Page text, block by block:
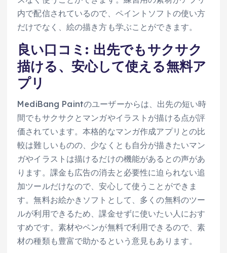
内で配信されているので、ペイントソフトの使い方
だけでなく、絵の描き方も学ぶことができます。
良い口コミ: 出先でもサクサク
描ける、安心して使える無料ア
プリ
MediBang Paintのユーザーからは、出先の短い時
間でもサクサクとマンガやイラストが描ける点が評
価されています。本格的なマンガ作成アプリとの比
較は難しいものの、少なくとも自分が描きたいマン
ガやイラストは描けるだけの機能があるとの声があ
ります。課金も広告の消去と必要性に迫られない追
加ツールだけなので、安心して使うことができま
す。無料お絵かきソフトとして、多くの無料のツー
ルが利用できるため、課金せずに使いたい人におす
すめです。素材やペンが無料で利用できるので、素
材の種類も豊富で助かるという意見もあります。